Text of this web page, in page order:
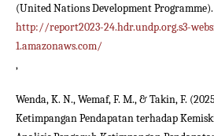
(United Nations Development Programme).
http://report2023-24.hdr.undp.org.s3-
1.amazonaws.com/
,
Wenda, K. N., Wemaf, F. M., & Takin, F.
Ketimpangan Pendapatan terhadap